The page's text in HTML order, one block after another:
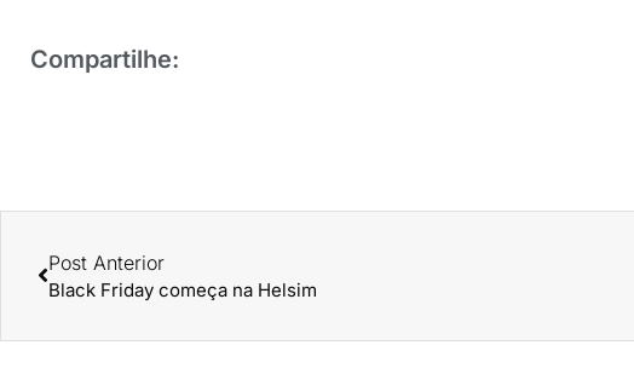
Compartilhe:
Post Anterior
Black Friday começa na Helsim